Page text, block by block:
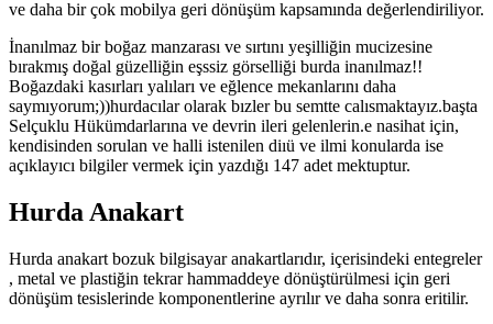
ve daha bir çok mobilya geri dönüşüm kapsamında değerlendiriliyor.
İnanılmaz birboğaz manzarası ve sırtını yeşilliğin mucizesine
bırakmış doğal güzelliğin eşssiz görselliği burda inanılmaz!!
Boğazdaki kasırları yalıları ve eğlence mekanlarını daha
saymıyorum;))hurdacılar olarak bızler bu semtte calısmaktayız.başta
Selçuklu Hükümdarlarına ve devrin ileri gelenlerin.e nasihat için,
kendisinden sorulan ve halli istenilen diıü ve ilmi konularda ise
açıklayıcı bilgiler vermek için yazdığı 147 adet mektuptur.
Hurda Anakart
Hurda anakart bozuk bilgisayar anakartlarıdır, içerisindeki entegreler
, metal ve plastiğin tekrar hammaddeye dönüştürülmesi için geri
dönüşüm tesislerinde komponentlerine ayrılır ve daha sonra eritilir.